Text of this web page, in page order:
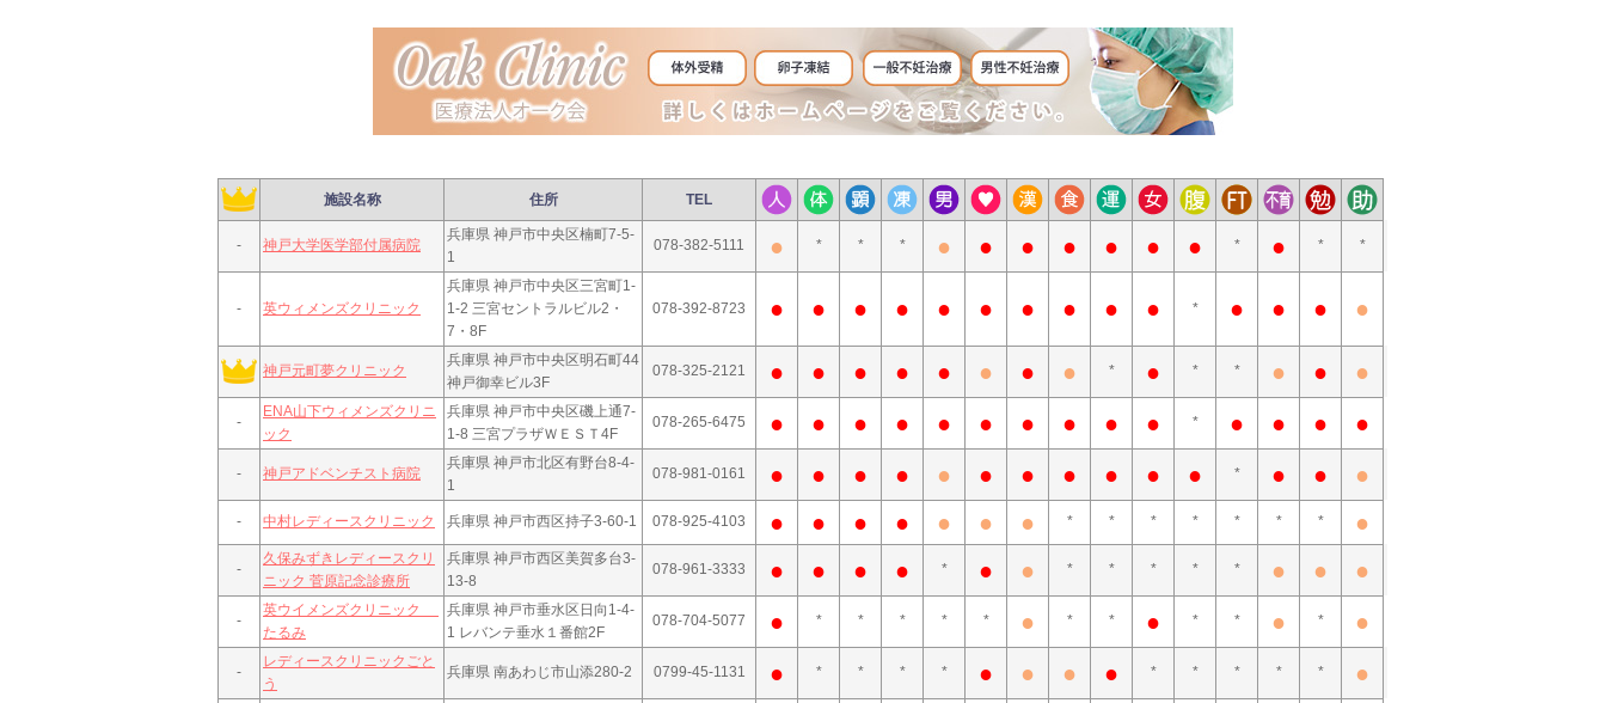
施設名称 住所 TEL
- 神戸大学医学部付属病院
兵庫県 神戸市中央区楠町7-5-
1
078-382-5111 ● * * * ● ● ● ● ● ● ● * ● * *
- 英ウィメンズクリニック
兵庫県 神戸市中央区三宮町1-
1-2 三宮セントラルビル2・
7・8F
078-392-8723 ● ● ● ● ● ● ● ● ● ● * ● ● ● ●
神戸元町夢クリニック
兵庫県 神戸市中央区明石町44
神戸御幸ビル3F
078-325-2121 ● ● ● ● ● ● ● ● * ● * * ● ● ●
-
ENA山下ウィメンズクリニ
ック
兵庫県 神戸市中央区磯上通7-
1-8 三宮プラザＷＥＳＴ4F
078-265-6475 ● ● ● ● ● ● ● ● ● ● * ● ● ● ●
- 神戸アドベンチスト病院
兵庫県 神戸市北区有野台8-4-
1
078-981-0161 ● ● ● ● ● ● ● ● ● ● ● * ● ● ●
- 中村レディースクリニック 兵庫県 神戸市西区持子3-60-1 078-925-4103 ● ● ● ● ● ● ● * * * * * * * ●
-
久保みずきレディースクリ
ニック 菅原記念診療所
兵庫県 神戸市西区美賀多台3-
13-8
078-961-3333 ● ● ● ● * ● ● * * * * * ● ● ●
-
英ウイメンズクリニック
たるみ
兵庫県 神戸市垂水区日向1-4-
1 レバンテ垂水１番館2F
078-704-5077 ● * * * * * ● * * ● * * ● * ●
-
レディースクリニックごと
う
兵庫県 南あわじ市山添280-2 0799-45-1131 ● * * * * ● ● ● ● * * * * * ●